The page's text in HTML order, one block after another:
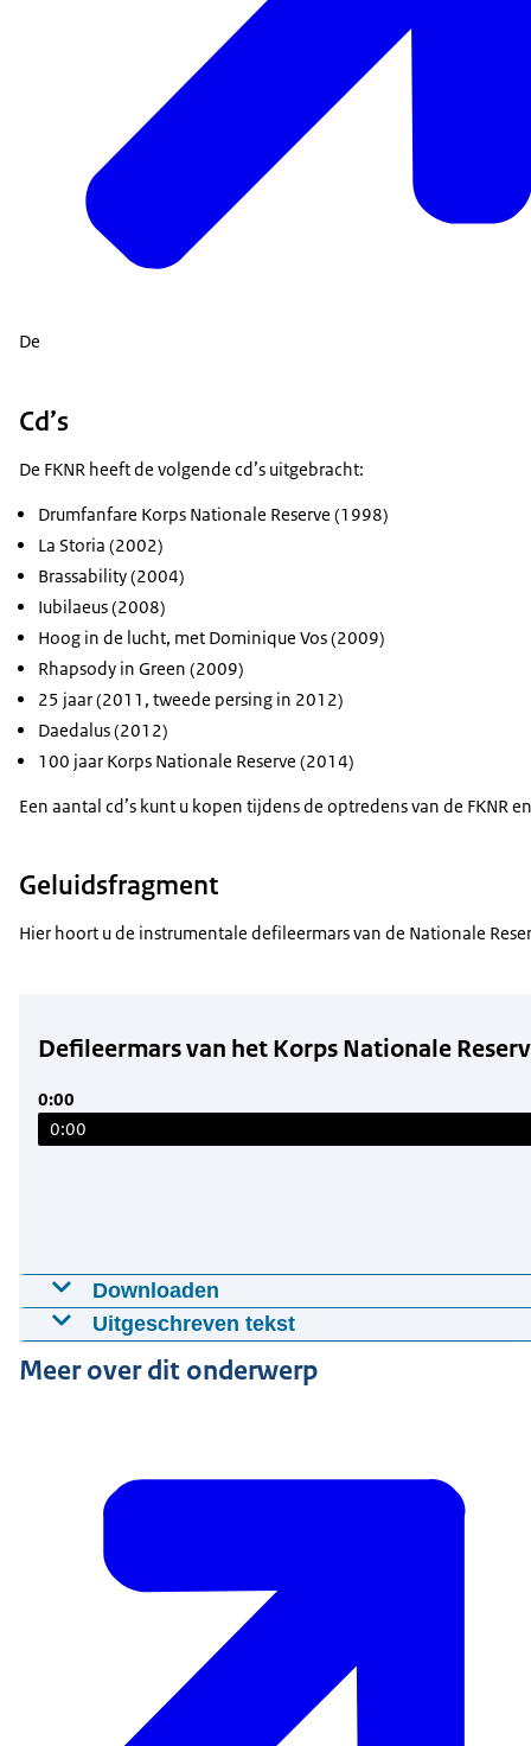
De
Cd’s
De FKNR heeft de volgende cd’s uitgebracht:
Drumfanfare Korps Nationale Reserve (1998)
La Storia (2002)
Brassability(2004)
Iubilaeus (2008)
Hoog in de lucht, met Dominique Vos (2009)
Rhapsody in Green (2009)
25 jaar (2011, tweede persing in 2012)
Daedalus (2012)
100 jaar Korps Nationale Reserve (2014)
Een aantal cd’s kunt u kopen tijdens de optredens van de FKNR
Geluidsfragment
Hier hoort u de instrumentale defileermars van de Nationale
Defileermars van het Korps Nationale
0:00
0:00
Downloaden
Defileermars van het Korps Nationale Reserve
22-07-201403:38mp38 MB
Uitgeschreven tekst
[Marsmuziek]
Meer over dit onderwerp